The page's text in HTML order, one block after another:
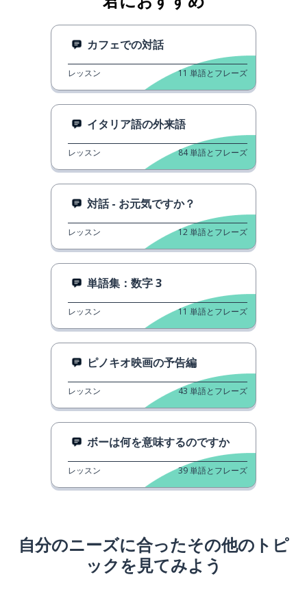
カフェでの対話
レッスン 11 単語とフレーズ
イタリア語の外来語
レッスン 84単語とフレーズ
対話 - お元気ですか？
レッスン 12単語とフレーズ
単語集：数字 3
レッスン 11 単語とフレーズ
ピノキオ映画の予告編
レッスン 43 単語とフレーズ
ボーは何を意味するのですか
レッスン 39単語とフレーズ
自分のニーズに合ったその他のトピ
ックを見てみよう